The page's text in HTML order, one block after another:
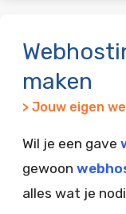
maken
> Jouw eigen
Wil je een gave
gewoon
alles wat je